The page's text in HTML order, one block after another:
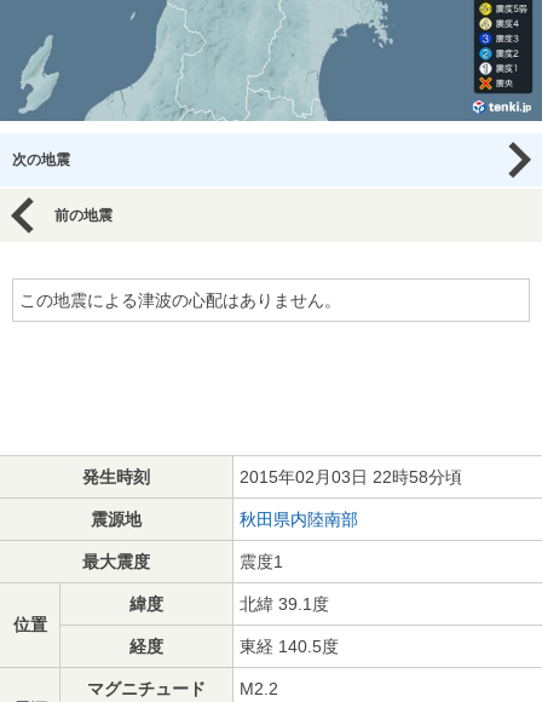
次の地震
前の地震
この地震による津波の心配はありません。
発生時刻 2015年02月03日 22時58分頃
震源地 秋田県内陸南部
最大震度 震度1
位置
緯度 北緯 39.1度
経度 東経 140.5度
マグニチュード M2.2